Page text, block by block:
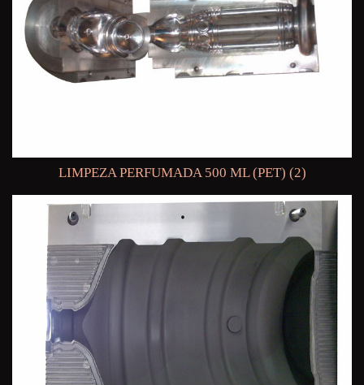
LIMPEZA PERFUMADA 500 ML (PET) (2)